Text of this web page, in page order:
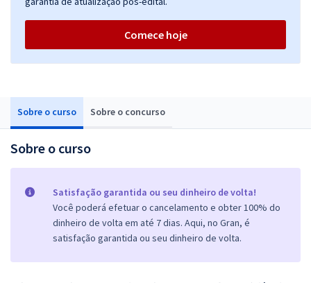
Sobre o curso Sobre o concurso
Sobre o curso
Satisfação garantida ou seu dinheiro de volta!
Você poderá efetuar o cancelamento e obter 100% do
dinheiro de volta em até 7 dias. Aqui, no Gran, é
satisfação garantida ou seu dinheiro de volta.
Comece hoje